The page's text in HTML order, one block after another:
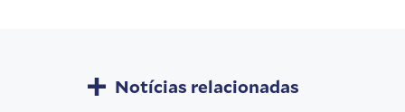
Notícias relacionadas